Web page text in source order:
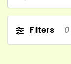
Filters 0